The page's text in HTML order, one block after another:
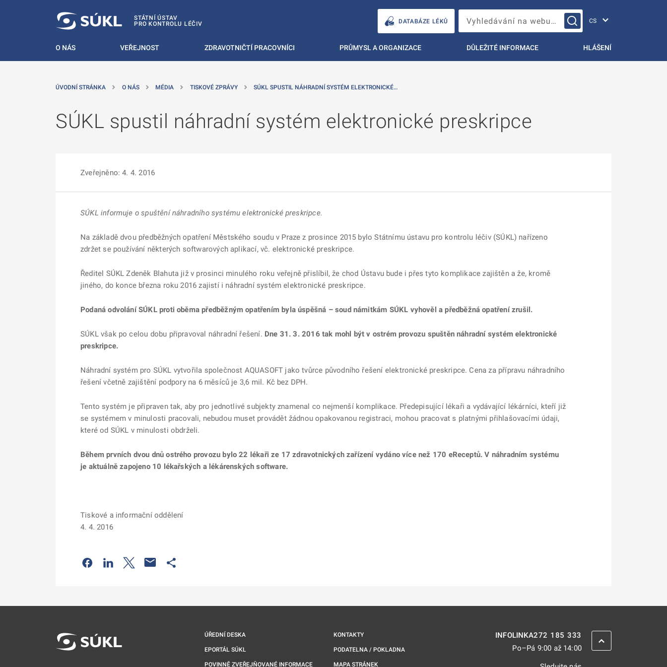
STÁTNÍ ÚSTAV
PRO KONTROLU LÉČIV
DATABÁZE LÉKŮ Vyhledávání na webu…
O NÁS VEŘEJNOST ZDRAVOTNIČTÍ PRACOVNÍCI PRŮMYSL A ORGANIZACE DŮLEŽITÉ INFORMACE HLÁŠENÍ
ÚVODNÍ STRÁNKA O NÁS MÉDIA TISKOVÉ ZPRÁVY SÚKL SPUSTIL NÁHRADNÍ SYSTÉM ELEKTRONICKÉ…
SÚKL spustil náhradní systém elektronické preskripce
Zveřejněno: 4. 4. 2016
SÚKL informuje o spuštění náhradního systému elektronické preskripce.
Na základě dvou předběžných opatření Městského soudu v Praze z prosince 2015 bylo Státnímu ústavu pro kontrolu léčiv (SÚKL) nařízeno
zdržet se používání některých softwarových aplikací, vč. elektronické preskripce.
Ředitel SÚKL Zdeněk Blahuta již v prosinci minulého roku veřejně přislíbil, že chod Ústavu bude i přes tyto komplikace zajištěn a že, kromě
jiného, do konce března roku 2016 zajistí i náhradní systém elektronické preskripce.
Podaná odvolání SÚKL proti oběma předběžným opatřením byla úspěšná – soud námitkám SÚKL vyhověl a předběžná opatření zrušil.
SÚKL však po celou dobu připravoval náhradní řešení. Dne 31. 3. 2016 tak mohl být v ostrém provozu spuštěn náhradní systém elektronické
preskripce.
Náhradní systém pro SÚKL vytvořila společnost AQUASOFT jako tvůrce původního řešení elektronické preskripce. Cena za přípravu náhradního
řešení včetně zajištění podpory na 6 měsíců je 3,6 mil. Kč bez DPH.
Tento systém je připraven tak, aby pro jednotlivé subjekty znamenal co nejmenší komplikace. Předepisující lékaři a vydávající lékárníci, kteří již
se systémem v minulosti pracovali, nebudou muset provádět žádnou opakovanou registraci, mohou pracovat s platnými přihlašovacími údaji,
které od SÚKL v minulosti obdrželi.
Během prvních dvou dnů ostrého provozu bylo 22 lékaři ze 17 zdravotnických zařízení vydáno více než 170 eReceptů. V náhradním systému
je aktuálně zapojeno 10 lékařských a lékárenských software.
Tiskové a informační oddělení
4. 4. 2016
Odkaz se otevře na nové kartě
Odkaz se otevře na nové kartě
Odkaz se otevře na nové kartě
ÚŘEDNÍ DESKA
EPORTÁL SÚKL
POVINNĚ ZVEŘEJŇOVANÉ INFORMACE
KONTAKTY
PODATELNA / POKLADNA
MAPA STRÁNEK
INFOLINKA272 185 333
Po–Pá 9:00 až 14:00
ZPĚT NAHORU